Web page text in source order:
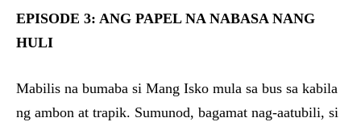
EPISODE 3: ANG PAPEL NA NABASA NANG
HULI
Mabilis na bumaba si Mang Isko mula sa bus sa kabila
ng ambon at trapik. Sumunod, bagamat nag-aatubili, si